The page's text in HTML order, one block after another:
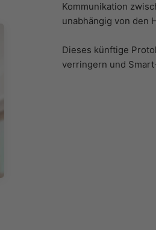
Kommunikation
unabhängig von den
Dieses künftige
verringern und